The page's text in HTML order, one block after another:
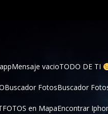
Mensaje vacioTODO DE TI
Buscador FotosBuscador
FOTOS en MapaEncontrar